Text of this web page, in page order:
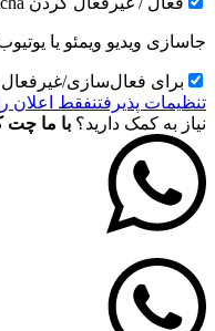
جاسازی ویدیو ویمئو یا
برای فعال‌سازی/
تنظیمات پذیرفتنفقط اعلان
نیاز به کمک دارید؟ با ما چت